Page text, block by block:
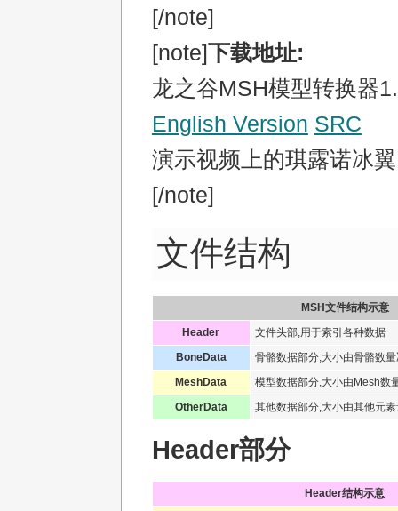
[/note]
[note]下载地址:
龙之谷MSH模型转换器
English Version SRC
演示视频上的琪露诺冰
[/note]
文件结构
MSH文件结构示意
Header
文件头部,用于索引各种数据
BoneData
骨骼数据部分,大小由骨骼数
MeshData
模型数据部分,大小由Mesh数
OtherData
其他数据部分,大小由其他元
Header部分
Header结构示意